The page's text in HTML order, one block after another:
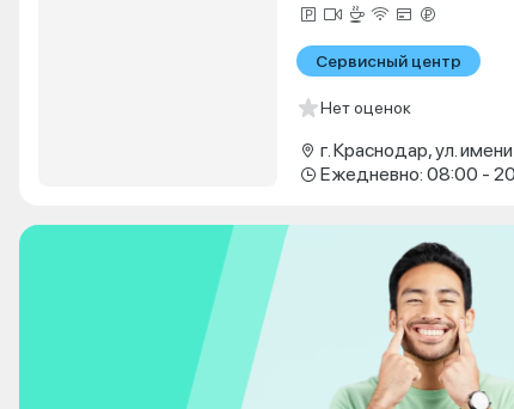
Сервисный центр
Нет оценок
Ежедневно: 08:00 -